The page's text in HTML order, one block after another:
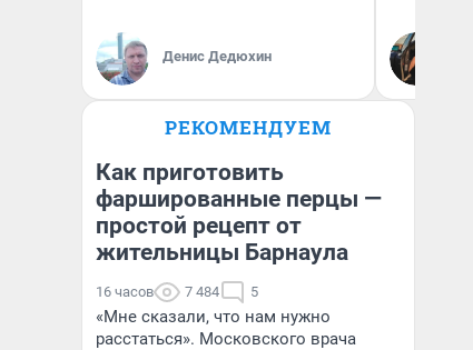
Денис Дедюхин
РЕКОМЕНДУЕМ
Как приготовить
фаршированные перцы —
простой рецепт от
жительницы Барнаула
16 часов 7 484 5
«Мне сказали, что нам нужно
расстаться». Московского врача